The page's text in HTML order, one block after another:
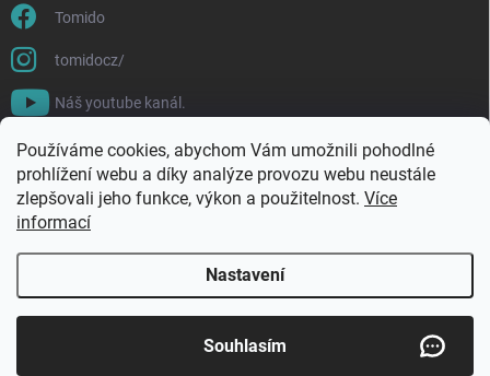
Používáme cookies, abychom Vám umožnili pohodlné
prohlížení webu a díky analýze provozu webu neustále
zlepšovali jeho funkce, výkon a použitelnost. Více
informací
Nastavení
Souhlasím
Tomido
tomidocz/
Náš youtube kanál.
Tomido . Všechna práva vyhrazena.